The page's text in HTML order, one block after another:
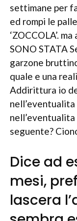
settimane per
ed rompi le
‘ZOCCOLA’.
SONO STATA
garzone
quale e una
Addirittura io
seguente?
Dice ad
mesi,
lascera